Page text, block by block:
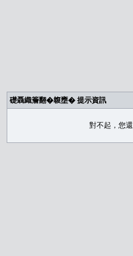
礎聶織簷翻�䪖壅� 提示資訊
對不起，您